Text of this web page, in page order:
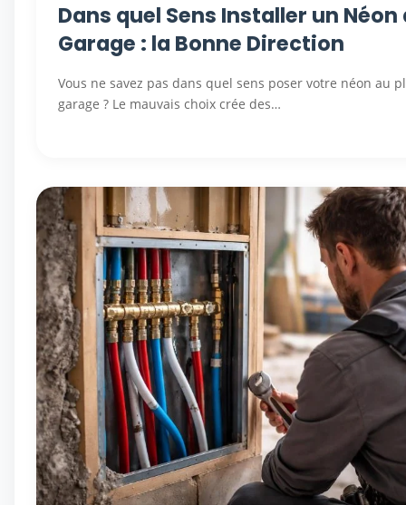
Dans quel Sens Installer un
Garage : la Bonne Direction
Vous ne savez pas dans quel sens poser votre néon au
garage ? Le mauvais choix crée des…